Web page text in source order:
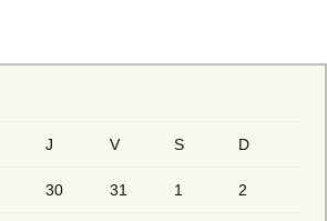
J V S D
30 31 1 2